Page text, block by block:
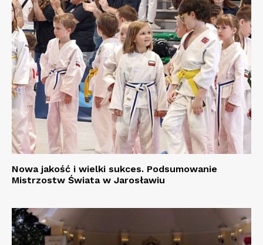
Nowa jakość i wielki sukces. Podsumowanie
Mistrzostw Świata w Jarosławiu